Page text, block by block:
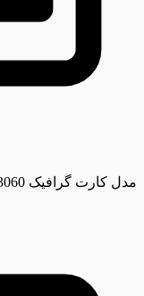
مدل کارت گرافیک